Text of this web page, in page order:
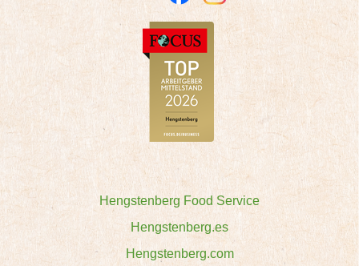
Hengstenberg Food Service
Hengstenberg.es
Hengstenberg.com